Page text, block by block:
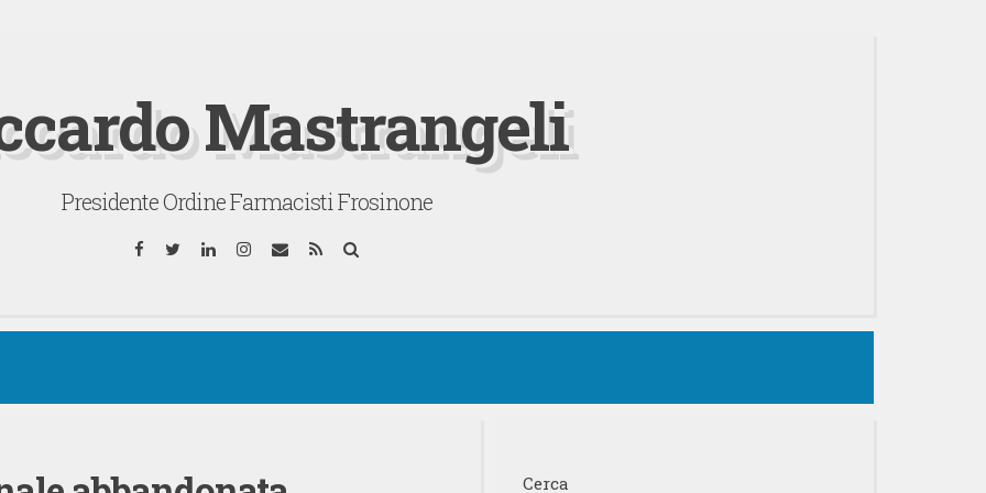
Mastrangeli
Presidente Ordine Farmacisti Frosinone
Facebook
TwitterLinkedInInstagram
EmailRSS
Cerca